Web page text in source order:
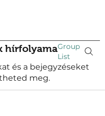
hírfolyamaGroup
List
és a bejegyzéseket
meg.